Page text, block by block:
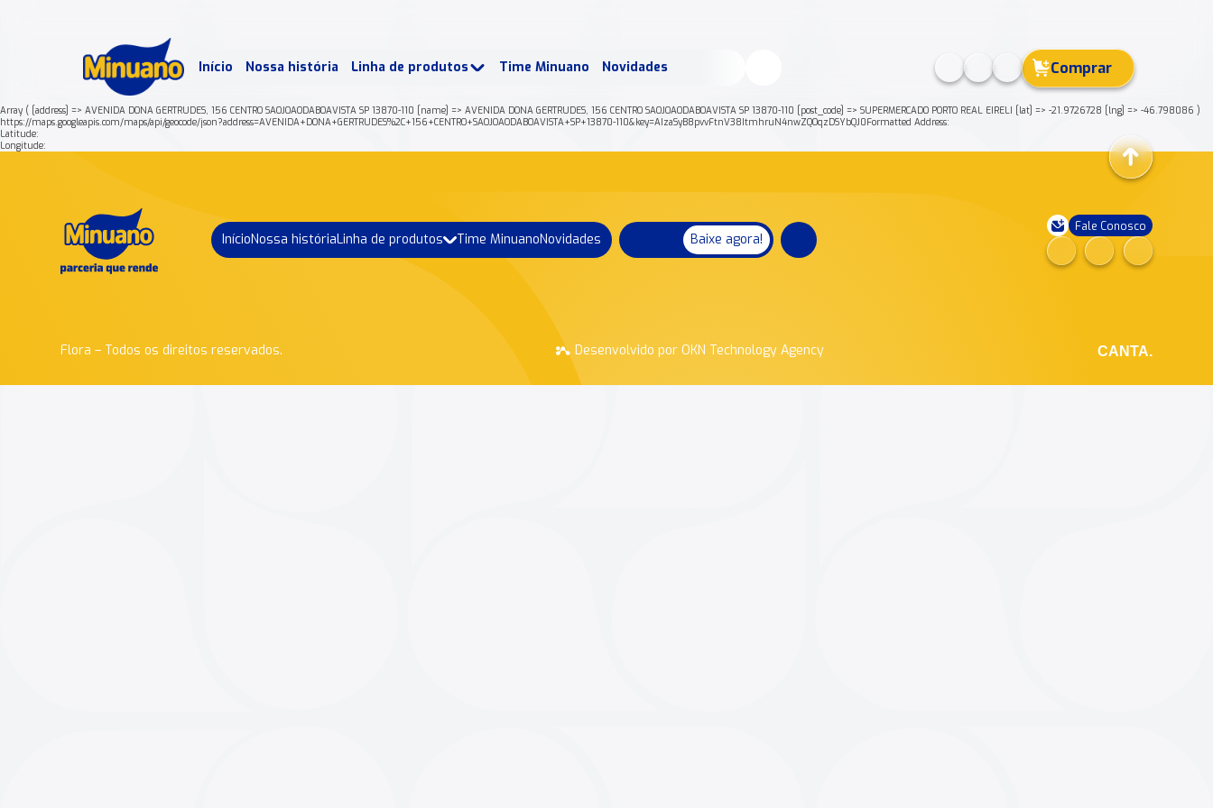
Início Nossa história Linha de produtos Time Minuano Novidades Comprar
Array ( [address] => AVENIDA DONA GERTRUDES, 156 CENTRO SAOJOAODABOAVISTA SP 13870-110 [name] => AVENIDA DONA GERTRUDES, 156 CENTRO SAOJOAODABOAVISTA SP 13870-110 [post_code] => SUPERMERCADO PORTO REAL EIRELI [lat] => -21.9726728 [lng] => -46.798086 )
https://maps.googleapis.com/maps/api/geocode/json?address=AVENIDA+DONA+GERTRUDES%2C+156+CENTRO+SAOJOAODABOAVISTA+SP+13870-110&key=AIzaSyB8pvvFtnV38ItmhruN4nwZQOqzDSYbQJ0Formatted Address:
Latitude:
Longitude:
InícioNossa históriaLinha de produtos Time MinuanoNovidades Baixe agora!
Fale Conosco
Flora – Todos os direitos reservados. Desenvolvido por OKN Technology Agency CANTA.